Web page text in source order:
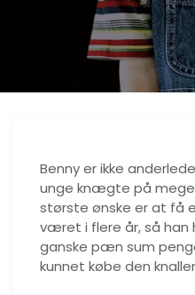
Benny er ikke
unge knægte på
største ønske er at få
været i flere år, så han
ganske pæn sum
kunnet købe den